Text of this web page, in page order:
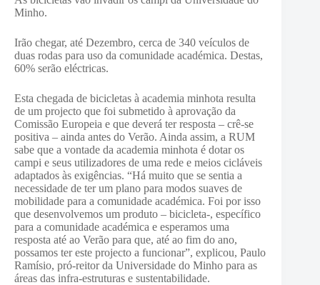
Minho.
Irão chegar, até Dezembro, cerca de 340 veículos de
duas rodas para uso da comunidade académica. Destas,
60% serão eléctricas.
Esta chegada de bicicletas à academia minhota resulta
de um projecto que foi submetido à aprovação da
Comissão Europeia e que deverá ter resposta – crê-se
positiva – ainda antes do Verão. Ainda assim, a RUM
sabe que a vontade da academia minhota é dotar os
campi e seus utilizadores de uma rede e meios cicláveis
adaptados às exigências. “Há muito que se sentia a
necessidade de ter um plano para modos suaves de
mobilidade para a comunidade académica. Foi por isso
que desenvolvemos um produto – bicicleta-, específico
para a comunidade académica e esperamos uma
resposta até ao Verão para que, até ao fim do ano,
possamos ter este projecto a funcionar”, explicou, Paulo
Ramísio, pró-reitor da Universidade do Minho para as
áreas das infra-estruturas e sustentabilidade.